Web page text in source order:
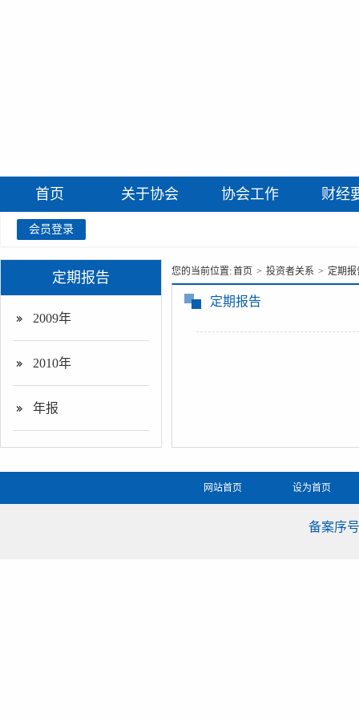
首页 关于协会 协会工作 财经
会员登录
定期报告
2009年
2010年
年报
您的当前位置:首页 > 投资者关系 > 定期报
定期报告
网站首页 设为首页
备案序